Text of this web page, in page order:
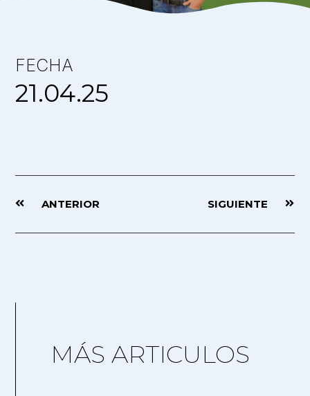
FECHA
21.04.25
ANTERIOR SIGUIENTE
MÁS ARTICULOS